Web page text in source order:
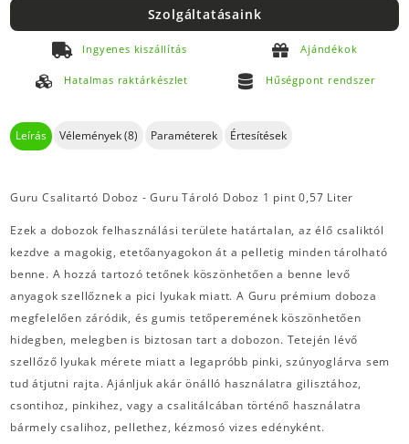
Szolgáltatásaink
Ingyenes kiszállítás Ajándékok
Hatalmas raktárkészlet Hűségpont rendszer
Leírás Vélemények (8) Paraméterek Értesítések
Guru Csalitartó Doboz - Guru Tároló Doboz 1 pint 0,57 Liter
Ezek a dobozok felhasználási területe határtalan, az élő csaliktól
kezdve a magokig, etetőanyagokon át a pelletig minden tárolható
benne. A hozzá tartozó tetőnek köszönhetően a benne levő
anyagok szellőznek a pici lyukak miatt. A Guru prémium doboza
megfelelően záródik, és gumis tetőperemének köszönhetően
hidegben, melegben is biztosan tart a dobozon. Tetején lévő
szellőző lyukak mérete miatt a legapróbb pinki, szúnyoglárva sem
tud átjutni rajta. Ajánljuk akár önálló használatra gilisztához,
csontihoz, pinkihez, vagy a csalitálcában történő használatra
bármely csalihoz, pellethez, kézmosó vizes edényként.